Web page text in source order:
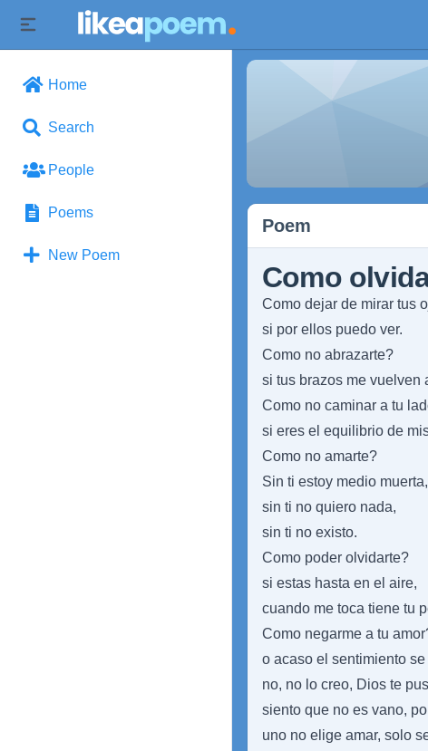
Home
Search
People
Poems
New Poem
Poem
Como
Como dejar de mirar tus
si por ellos puedo ver.
Como no abrazarte?
si tus brazos me vuelven
Como no caminar a tu
si eres el equilibrio de
Como no amarte?
Sin ti estoy medio muerta,
sin ti no quiero nada,
sin ti no existo.
Como poder olvidarte?
si estas hasta en el aire,
cuando me toca tiene tu
Como negarme a tu
o acaso el sentimiento
no, no lo creo, Dios te
siento que no es vano,
uno no elige amar, solo